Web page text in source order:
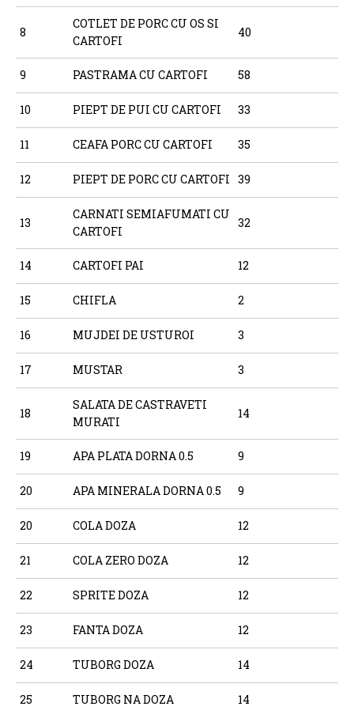
8
COTLET DE PORC CU OS SI
CARTOFI
40
9 PASTRAMA CU CARTOFI 58
10 PIEPT DE PUI CU CARTOFI 33
11 CEAFA PORC CU CARTOFI 35
12 PIEPT DE PORC CU CARTOFI 39
13
CARNATI SEMIAFUMATI CU
CARTOFI
32
14 CARTOFI PAI 12
15 CHIFLA 2
16 MUJDEI DE USTUROI 3
17 MUSTAR 3
18
SALATA DE CASTRAVETI
MURATI
14
19 APA PLATA DORNA 0.5 9
20 APA MINERALA DORNA 0.5 9
20 COLA DOZA 12
21 COLA ZERO DOZA 12
22 SPRITE DOZA 12
23 FANTA DOZA 12
24 TUBORG DOZA 14
25 TUBORG NA DOZA 14